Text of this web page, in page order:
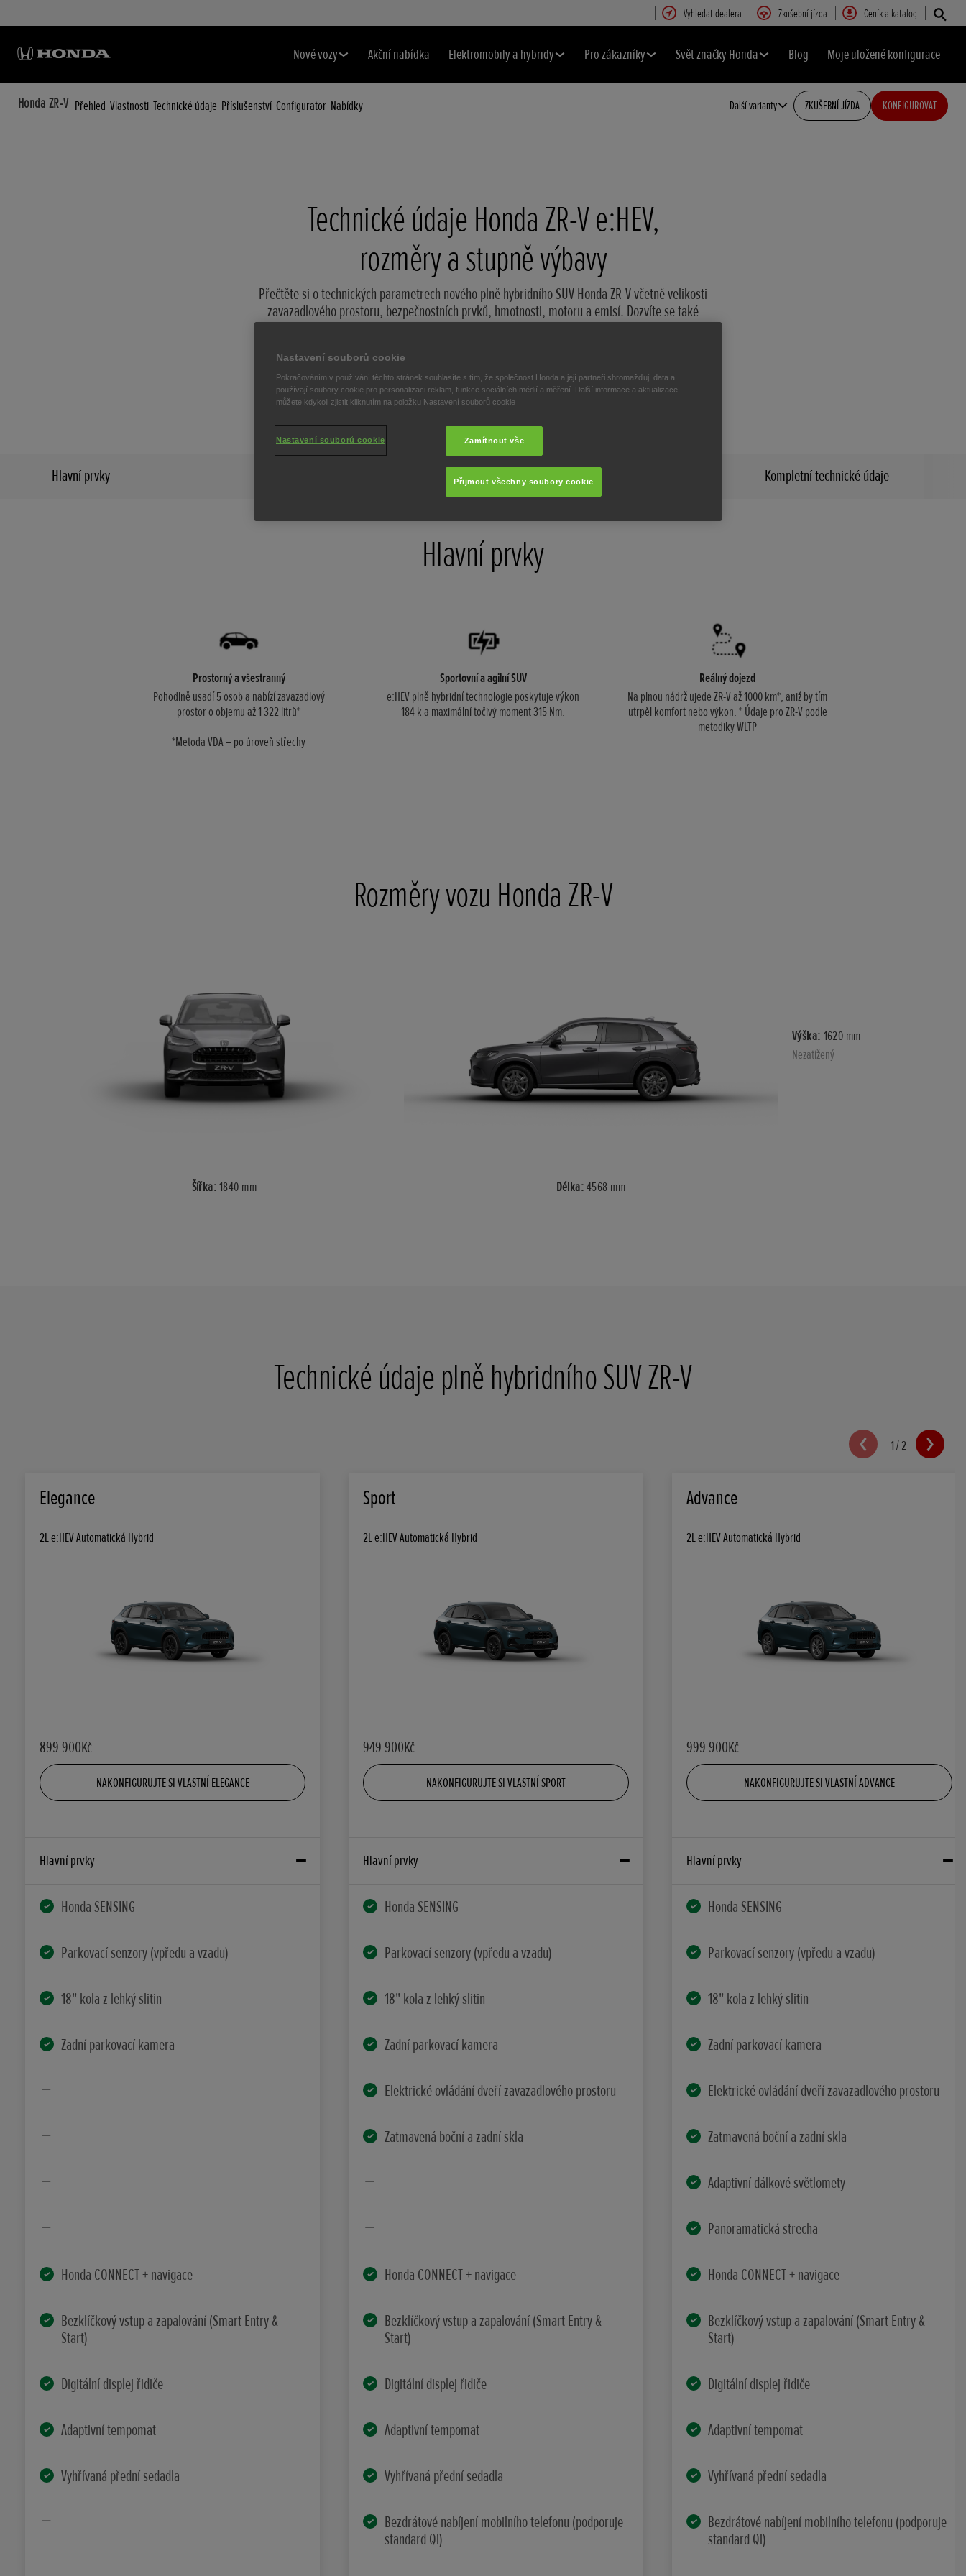
Vyhledat dealera Zkušební jízda Ceník a katalog
Nové vozy Akční nabídka Elektromobily a hybridy Pro zákazníky Svět značky Honda Blog Moje uložené konfigurace
Honda ZR-V Přehled Vlastnosti Technické údaje Příslušenství Configurator Nabídky Další varianty ZKUŠEBNÍ JÍZDA KONFIGUROVAT
Technické údaje Honda ZR-V e:HEV,
rozměry a stupně výbavy
Přečtěte si o technických parametrech nového plně hybridního SUV Honda ZR-V včetně velikosti
zavazadlového prostoru, bezpečnostních prvků, hmotnosti, motoru a emisí. Dozvíte se také
Hlavní prvky Rozměry Kompletní technické údaje
Hlavní prvky
Prostorný a všestranný
Pohodlně usadí 5 osob a nabízí zavazadlový
prostor o objemu až 1 322 litrů*
*Metoda VDA – po úroveň střechy
Sportovní a agilní SUV
e:HEV plně hybridní technologie poskytuje výkon
184 k a maximální točivý moment 315 Nm.
Reálný dojezd
Na plnou nádrž ujede ZR-V až 1000 km*, aniž by tím
utrpěl komfort nebo výkon. * Údaje pro ZR-V podle
metodiky WLTP
Rozměry vozu Honda ZR-V
Šířka:1840 mm Délka:4568 mm
Výška: 1620 mm
Nezatížený
Technické údaje plně hybridního SUV ZR-V
1/2
Elegance
2L e:HEV Automatická Hybrid
899 900Kč
NAKONFIGURUJTE SI VLASTNÍ ELEGANCE
Hlavní prvky
Honda SENSING
Parkovací senzory (vpředu a vzadu)
18" kola z lehký slitin
Zadní parkovací kamera
Honda CONNECT + navigace
Bezklíčkový vstup a zapalování (Smart Entry &
Start)
Digitální displej řidiče
Adaptivní tempomat
Vyhřívaná přední sedadla
Sport
2L e:HEV Automatická Hybrid
949 900Kč
NAKONFIGURUJTE SI VLASTNÍ SPORT
Hlavní prvky
Honda SENSING
Parkovací senzory (vpředu a vzadu)
18" kola z lehký slitin
Zadní parkovací kamera
Elektrické ovládání dveří zavazadlového prostoru
Zatmavená boční a zadní skla
Honda CONNECT + navigace
Bezklíčkový vstup a zapalování (Smart Entry &
Start)
Digitální displej řidiče
Adaptivní tempomat
Vyhřívaná přední sedadla
Bezdrátové nabíjení mobilního telefonu (podporuje
standard Qi)
Advance
2L e:HEV Automatická Hybrid
999 900Kč
NAKONFIGURUJTE SI VLASTNÍ ADVANCE
Hlavní prvky
Honda SENSING
Parkovací senzory (vpředu a vzadu)
18" kola z lehký slitin
Zadní parkovací kamera
Elektrické ovládání dveří zavazadlového prostoru
Zatmavená boční a zadní skla
Adaptivní dálkové světlomety
Panoramatická strecha
Honda CONNECT + navigace
Bezklíčkový vstup a zapalování (Smart Entry &
Start)
Digitální displej řidiče
Adaptivní tempomat
Vyhřívaná přední sedadla
Bezdrátové nabíjení mobilního telefonu (podporuje
standard Qi)
Nastavení souborů cookie
Pokračováním v používání těchto stránek souhlasíte s tím, že společnost Honda a její partneři shromažďují data a
používají soubory cookie pro personalizaci reklam, funkce sociálních médií a měření. Další informace a aktualizace
můžete kdykoli zjistit kliknutím na položku Nastavení souborů cookie
Zamítnout vše
Přijmout všechny soubory cookie
Nastavení souborů cookie